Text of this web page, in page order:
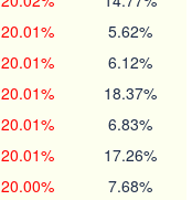
20.01% 5.62%
20.01% 6.12%
20.01% 18.37%
20.01% 6.83%
20.01% 17.26%
20.00% 7.68%